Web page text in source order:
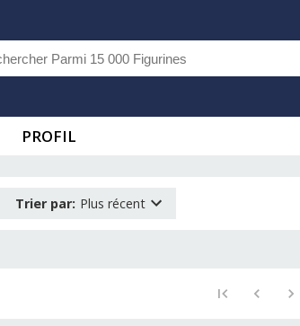
PROFIL
Trier par: Plus récent